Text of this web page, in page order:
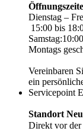
Dienstag –
15:00 bis
Samstag:
Montags
Vereinbaren
ein
Servicepoint
Standort
Direkt vor